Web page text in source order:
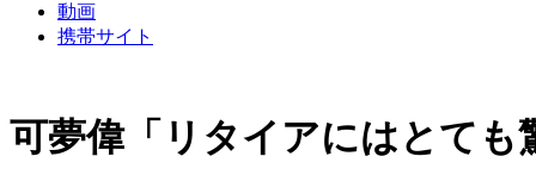
動画
携帯サイト
可夢偉「リタイアにはとて